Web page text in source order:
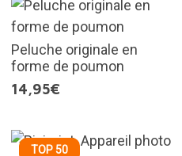
Peluche originale en
forme de poumon
14,95€
TOP 50